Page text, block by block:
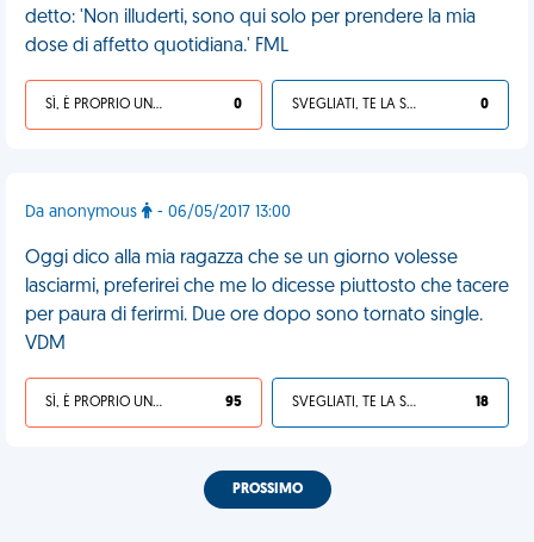
detto: 'Non illuderti, sono qui solo per prendere la mia
dose di affetto quotidiana.' FML
SÌ, È PROPRIO UNA VDM! 0 SVEGLIATI, TE LA SEI CERCATA! 0
Da anonymous - 06/05/2017 13:00
Oggi dico alla mia ragazza che se un giorno volesse
lasciarmi, preferirei che me lo dicesse piuttosto che tacere
per paura di ferirmi. Due ore dopo sono tornato single.
VDM
SÌ, È PROPRIO UNA VDM! 95 SVEGLIATI, TE LA SEI CERCATA! 18
PROSSIMO